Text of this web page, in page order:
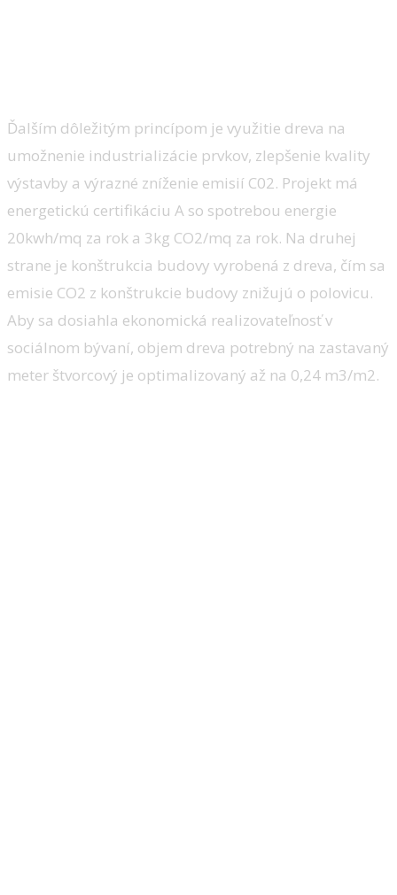
Ďalším dôležitým princípom je využitie dreva na
umožnenie industrializácie prvkov, zlepšenie kvality
výstavby a výrazné zníženie emisií C02. Projekt má
energetickú certifikáciu A so spotrebou energie
20kwh/mq za rok a 3kg CO2/mq za rok. Na druhej
strane je konštrukcia budovy vyrobená z dreva, čím sa
emisie CO2 z konštrukcie budovy znižujú o polovicu.
Aby sa dosiahla ekonomická realizovateľnosť v
sociálnom bývaní, objem dreva potrebný na zastavaný
meter štvorcový je optimalizovaný až na 0,24 m3/m2.